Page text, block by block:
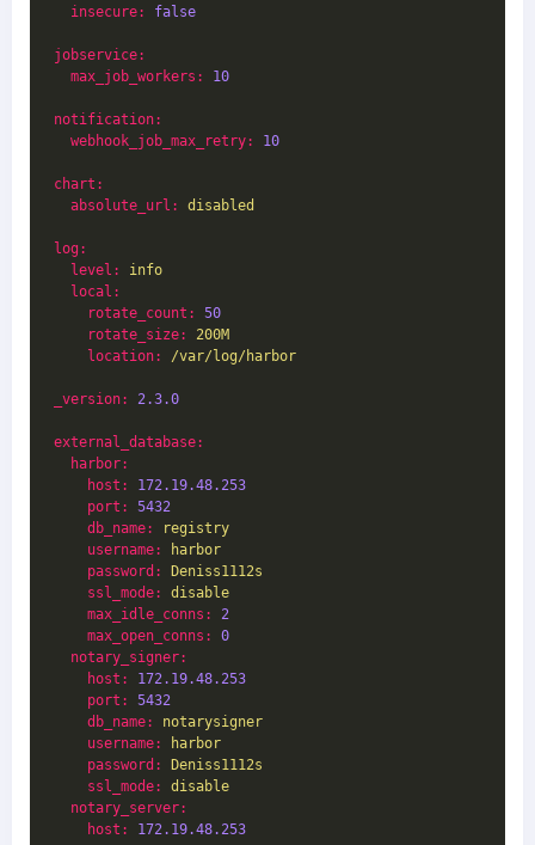
insecure:
false
jobservice:
max_job_workers:
10
notification:
webhook_job_max_retry:
10
chart:
absolute_url:
disabled
log:
level:
info
local:
rotate_count:
50
rotate_size:
200M
location:
/var/log/harbor
_version: 2.3.0
external_database:
harbor:
host:
172.19.48.253
port:
5432
db_name:
registry
username:
harbor
password:
Deniss1112s
ssl_mode:
disable
max_idle_conns:
2
max_open_conns:
0
notary_signer:
host:
172.19.48.253
port:
5432
db_name:
notarysigner
username:
harbor
password:
Deniss1112s
ssl_mode:
disable
notary_server:
host:
172.19.48.253